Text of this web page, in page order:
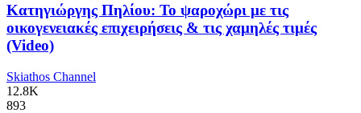
Κατηγιώργης Πηλίου: Το ψαροχώρι με τις
οικογενειακές επιχειρήσεις & τις χαμηλές τιμές
(Video)
Skiathos Channel
12.8K
893